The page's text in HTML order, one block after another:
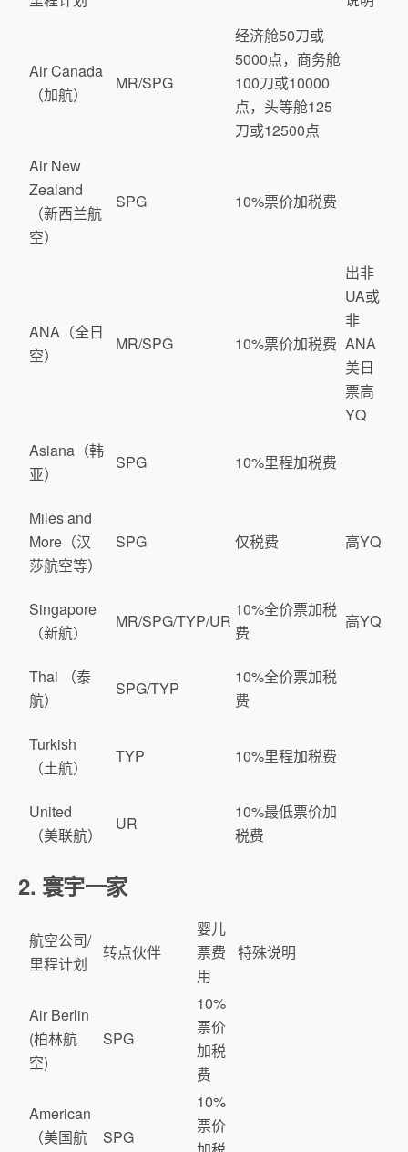
Air Canada
（加航）
MR/SPG
经济舱50刀或
5000点，商务舱
100刀或10000
点，头等舱125
刀或12500点
Air New
Zealand
（新西兰航
空）
SPG 10%票价加税费
ANA（全日
空）
MR/SPG 10%票价加税费
出非
UA或
非
ANA
美日
票高
YQ
Asiana（韩
亚）
SPG 10%里程加税费
Miles and
More（汉
莎航空等）
SPG 仅税费 高YQ
Singapore
（新航）
MR/SPG/TYP/UR
10%全价票加税
费
高YQ
Thai （泰
航）
SPG/TYP
10%全价票加税
费
Turkish
（土航）
TYP 10%里程加税费
United
（美联航）
UR
10%最低票价加
税费
2. 寰宇一家
航空公司/
里程计划
转点伙伴
婴儿
票费
用
特殊说明
Air Berlin
(柏林航
空)
SPG
10%
票价
加税
费
American
（美国航
SPG
10%
票价